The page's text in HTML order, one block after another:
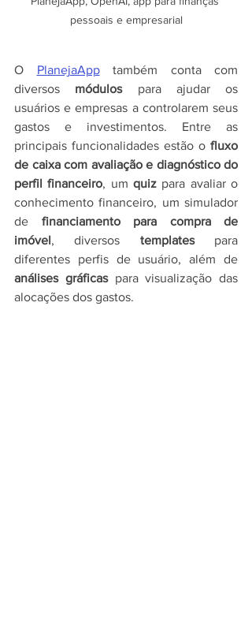
pessoais e empresarial
O PlanejaApp
também conta com
diversos módulos para ajudar os
usuários e empresas a controlarem seus
gastos e investimentos. Entre as
principais funcionalidades estão o fluxo
de caixa com avaliação e diagnóstico do
perfil financeiro, um quiz para avaliar o
conhecimento financeiro, um simulador
de financiamento para compra de
imóvel, diversos templates para
análises gráficas para visualização das
alocações dos gastos.